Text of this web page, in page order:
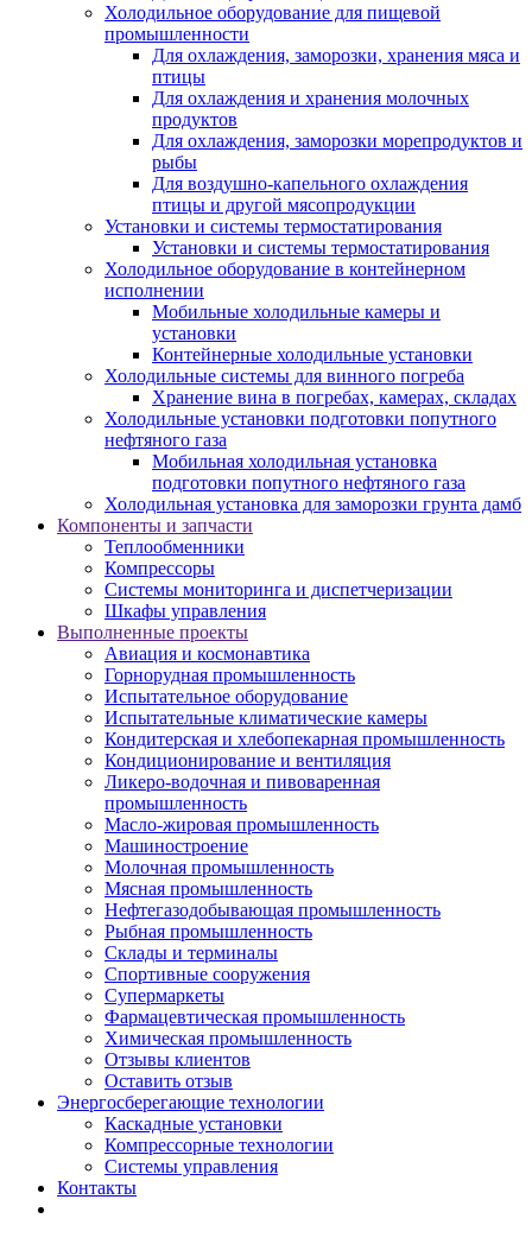
Холодильное оборудование для пищевой
промышленности
Для охлаждения, заморозки, хранения мяса и
птицы
Для охлаждения и хранения молочных
продуктов
Для охлаждения, заморозки морепродуктов и
рыбы
Для воздушно-капельного охлаждения
птицы и другой мясопродукции
Установки и системы термостатирования
Установки и системы термостатирования
Холодильное оборудование в контейнерном
исполнении
Мобильные холодильные камеры и
установки
Контейнерные холодильные установки
Холодильные системы для винного погреба
Хранение вина в погребах, камерах, складах
Холодильные установки подготовки попутного
нефтяного газа
Мобильная холодильная установка
подготовки попутного нефтяного газа
Холодильная установка для заморозки грунта дамб
Компоненты и запчасти
Теплообменники
Компрессоры
Системы мониторинга и диспетчеризации
Шкафы управления
Выполненные проекты
Авиация и космонавтика
Горнорудная промышленность
Испытательное оборудование
Испытательные климатические камеры
Кондитерская и хлебопекарная промышленность
Кондиционирование и вентиляция
Ликеро-водочная и пивоваренная
промышленность
Масло-жировая промышленность
Машиностроение
Молочная промышленность
Мясная промышленность
Нефтегазодобывающая промышленность
Рыбная промышленность
Склады и терминалы
Спортивные сооружения
Супермаркеты
Фармацевтическая промышленность
Химическая промышленность
Отзывы клиентов
Оставить отзыв
Энергосберегающие технологии
Каскадные установки
Компрессорные технологии
Системы управления
Контакты